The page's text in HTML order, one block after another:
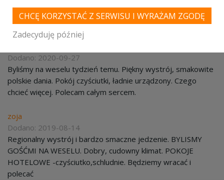
WASZE OPINIE
Dodano: 2020-09-27
Byliśmy na weselu tydzień temu. Piękny wystrój, smakowite
polskie dania. Pokój czyściutki, ładnie urządzony. Czego
chcieć więcej. Polecam całym sercem.
zoja
Dodano: 2019-08-14
Regionalny wystrój i bardzo smaczne jedzenie. BYLISMY
GOŚĆMI NA WESELU. Dobry, cudowny klimat. POKOJE
HOTELOWE -czyściutko,schludnie. Będziemy wracać i
polecać
CHCĘ KORZYSTAĆ Z SERWISU I WYRAŻAM ZGODĘ
Zadecyduję później